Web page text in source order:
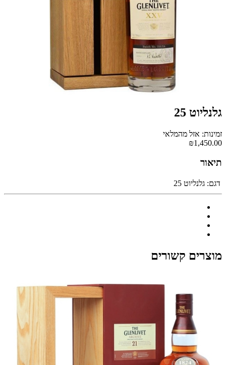
גלנליוט 25
זמינות: אזל מהמלאי
₪1,450.00
תיאור
דגם: גלנליוט 25
מוצרים קשורים